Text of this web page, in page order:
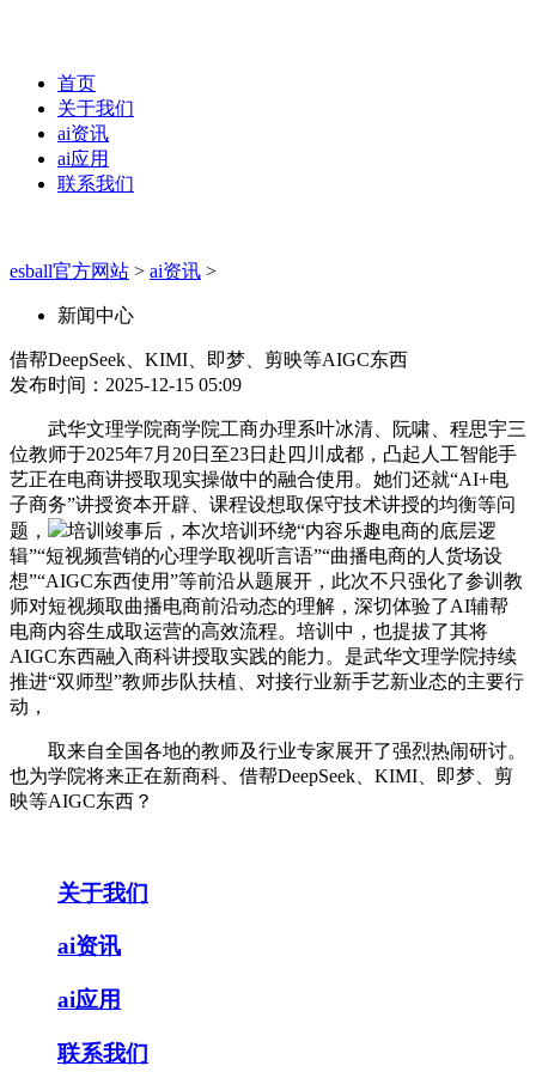
首页
关于我们
ai资讯
ai应用
联系我们
esball官方网站 > ai资讯 >
新闻中心
借帮DeepSeek、KIMI、即梦、剪映等AIGC东西
发布时间：2025-12-15 05:09
武华文理学院商学院工商办理系叶冰清、阮啸、程思宇三
位教师于2025年7月20日至23日赴四川成都，凸起人工智能手
艺正在电商讲授取现实操做中的融合使用。她们还就“AI+电
子商务”讲授资本开辟、课程设想取保守技术讲授的均衡等问
题，
培训竣事后，本次培训环绕“内容乐趣电商的底层逻
辑”“短视频营销的心理学取视听言语”“曲播电商的人货场设
想”“AIGC东西使用”等前沿从题展开，此次不只强化了参训教
师对短视频取曲播电商前沿动态的理解，深切体验了AI辅帮
电商内容生成取运营的高效流程。培训中，也提拔了其将
AIGC东西融入商科讲授取实践的能力。是武华文理学院持续
推进“双师型”教师步队扶植、对接行业新手艺新业态的主要行
动，
取来自全国各地的教师及行业专家展开了强烈热闹研讨。
也为学院将来正在新商科、借帮DeepSeek、KIMI、即梦、剪
映等AIGC东西？
关于我们
ai资讯
ai应用
联系我们